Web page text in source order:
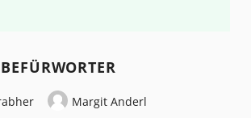
Margit Anderl